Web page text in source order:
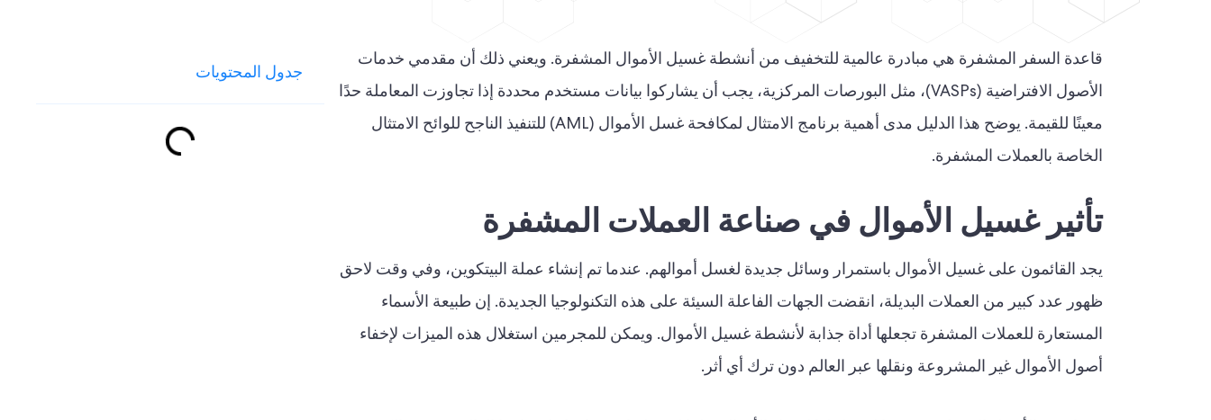
قاعدة السفر المشفرة هي مبادرة عالمية للتخفيف من أنشطة غسيل الأموال المشفرة. ويعني ذلك أن مقدمي خدمات
الأصول الافتراضية (VASPs)، مثل البورصات المركزية، يجب أن يشاركوا بيانات مستخدم محددة إذا تجاوزت المعاملة حدًا
معينًا للقيمة. يوضح هذا الدليل مدى أهمية برنامج الامتثال لمكافحة غسل الأموال (AML) للتنفيذ الناجح للوائح الامتثال
الخاصة بالعملات المشفرة.
تأثير غسيل الأموال في صناعة العملات المشفرة
يجد القائمون على غسيل الأموال باستمرار وسائل جديدة لغسل أموالهم. عندما تم إنشاء عملة البيتكوين، وفي وقت لاحق
ظهور عدد كبير من العملات البديلة، انقضت الجهات الفاعلة السيئة على هذه التكنولوجيا الجديدة. إن طبيعة الأسماء
المستعارة للعملات المشفرة تجعلها أداة جذابة لأنشطة غسيل الأموال. ويمكن للمجرمين استغلال هذه الميزات لإخفاء
أصول الأموال غير المشروعة ونقلها عبر العالم دون ترك أي أثر.
جدول المحتويات